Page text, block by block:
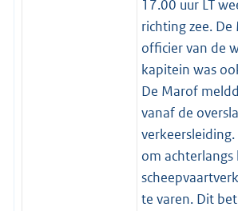
17.00 uur LT
richting zee.
officier van de
kapitein was
De Marof
vanaf de
om achterlangs
te varen. Dit